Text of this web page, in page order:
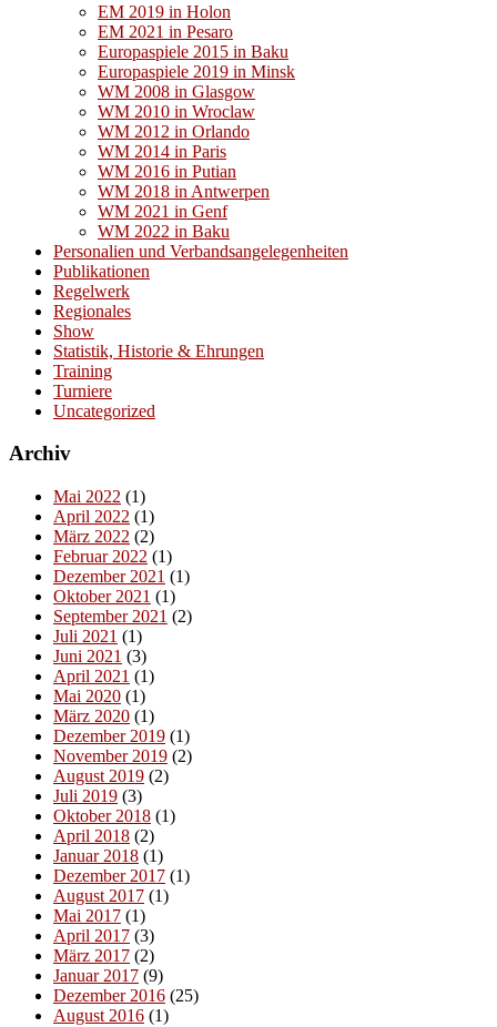
EM 2019 in Holon
EM 2021 in Pesaro
Europaspiele 2015 in Baku
Europaspiele 2019 in Minsk
WM 2008 in Glasgow
WM 2010 in Wroclaw
WM 2012 in Orlando
WM 2014 in Paris
WM 2016 in Putian
WM 2018 in Antwerpen
WM 2021 in Genf
WM 2022 in Baku
Personalien und Verbandsangelegenheiten
Publikationen
Regelwerk
Regionales
Show
Statistik, Historie & Ehrungen
Training
Turniere
Uncategorized
Archiv
Mai 2022 (1)
April 2022 (1)
März 2022 (2)
Februar 2022 (1)
Dezember 2021 (1)
Oktober 2021 (1)
September 2021 (2)
Juli 2021 (1)
Juni 2021 (3)
April 2021 (1)
Mai 2020 (1)
März 2020 (1)
Dezember 2019 (1)
November 2019 (2)
August 2019 (2)
Juli 2019 (3)
Oktober 2018 (1)
April 2018 (2)
Januar 2018 (1)
Dezember 2017 (1)
August 2017 (1)
Mai 2017 (1)
April 2017 (3)
März 2017 (2)
Januar 2017 (9)
Dezember 2016 (25)
August 2016 (1)